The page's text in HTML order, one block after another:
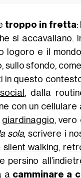
troppo in fretta:
si accavallano.
logoro e il
sullo sfondo,
in questo
, dalla
con un
giardinaggio, vero
sola, scrivere i
silent walking,
persino
a camminare a